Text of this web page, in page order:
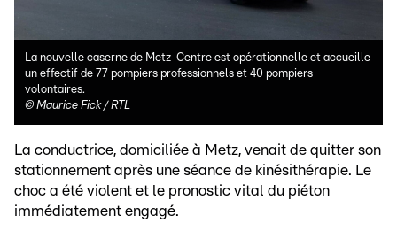
La nouvelle caserne de Metz-Centre est opérationnelle et accueille
un effectif de 77 pompiers professionnels et 40 pompiers
volontaires.
© Maurice Fick / RTL
La conductrice, domiciliée à Metz, venait de quitter son
stationnement après une séance de kinésithérapie. Le
choc a été violent et le pronostic vital du piéton
immédiatement engagé.